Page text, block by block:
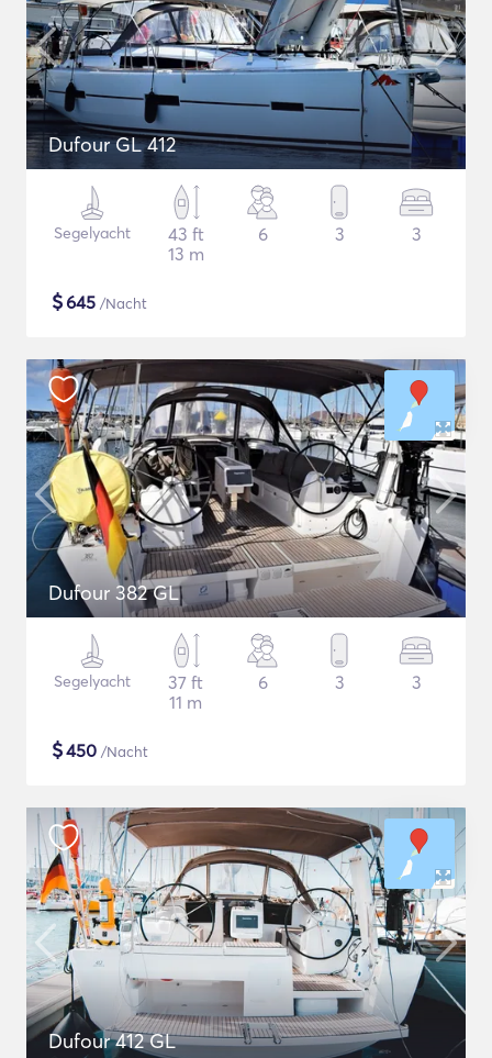
Dufour GL 412
Segelyacht
43 ft
13 m
6 3 3
$645 /Nacht
Dufour 382 GL
Segelyacht
37 ft
11 m
6 3 3
$450 /Nacht
Dufour 412 GL